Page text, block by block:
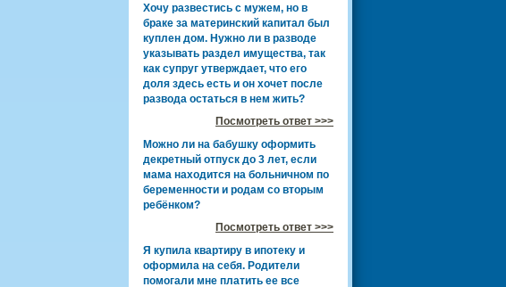
Хочу развестись с мужем, но в
браке за материнский капитал был
куплен дом. Нужно ли в разводе
указывать раздел имущества, так
как супруг утверждает, что его
доля здесь есть и он хочет после
развода остаться в нем жить?
Посмотреть ответ >>>
Можно ли на бабушку оформить
декретный отпуск до 3 лет, если
мама находится на больничном по
беременности и родам со вторым
ребёнком?
Посмотреть ответ >>>
Я купила квартиру в ипотеку и
оформила на себя. Родители
помогали мне платить ее все